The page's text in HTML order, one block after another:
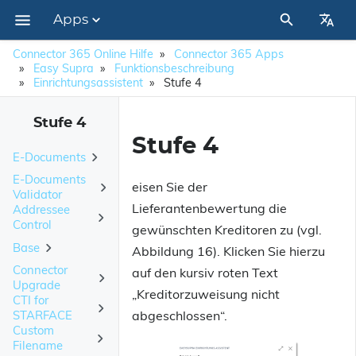
Apps
Impressum
Connector 365 Online Hilfe
Connector 365 Apps
Easy Supra
Funktionsbeschreibung
Einrichtungsassistent
Stufe 4
Stufe 4
E-Documents
Neu und geplant
Erste Schritte
Installation
Einrichtung
MwSt.-Schema
Einheitencodes
Arbeiten mit E-Documents
Empfang von E-Belegen
Versand von E-Belegen
E-Documents
Validator
Neu und geplant
Erste Schritte
Einrichtung
Installation
AppSource
Arbeiten mit E-Documents Validator
Arbeiten mit eingehenden Dokumenten
Arbeiten mit ausgehenden E-Dokumenten
Addressee
Control
Erste Schritte
Einleitung
Test & Kauf
Arbeiten mit Connector 365 Addressee Control
Weitere E-Mail-Empfänger
Videos
Base
Neu und geplant
Erste Schritte
Einrichtung
Connector
Upgrade
Erste Schritte
Einleitung
Nutzung der Connector 365 Upgrade App
CTI for
STARFACE
Neu und geplant
Custom
Filename
Stufe 4
eisen Sie der
Lieferantenbewertung die
gewünschten Kreditoren zu (vgl.
Abbildung 16). Klicken Sie hierzu
auf den kursiv roten Text
„Kreditorzuweisung nicht
abgeschlossen“.